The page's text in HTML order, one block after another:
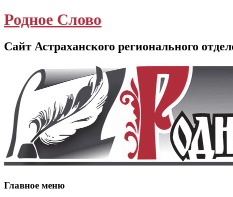
Родное Слово
Сайт Астраханского регионального
Главное меню